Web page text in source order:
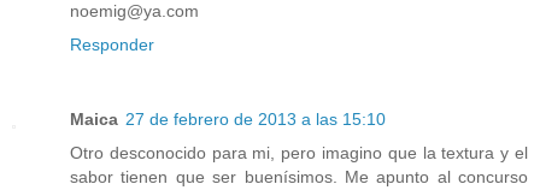
noemig@ya.com
Responder
Maica 27 de febrero de 2013 a las 15:10
Otro desconocido para mi, pero imagino que la textura y el
sabor tienen que ser buenísimos. Me apunto al concurso